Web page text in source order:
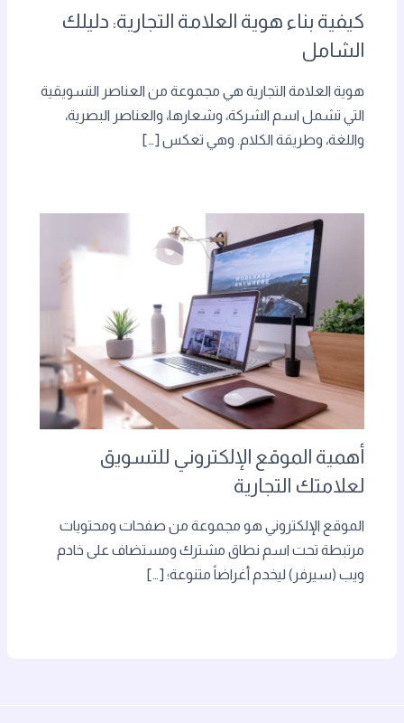
كيفية بناء هوية العلامة التجارية: دليلك
الشامل
هوية العلامة التجارية هي مجموعة من العناصر التسويقية
التي تشمل اسم الشركة، وشعارها، والعناصر البصرية،
واللغة، وطريقة الكلام. وهي تعكس […]
أهمية الموقع الإلكتروني للتسويق
لعلامتك التجارية
الموقع الإلكتروني هو مجموعة من صفحات ومحتويات
مرتبطة تحت اسم نطاق مشترك ومستضاف على خادم
ويب (سيرفر) ليخدم أغراضاً متنوعة؛ […]